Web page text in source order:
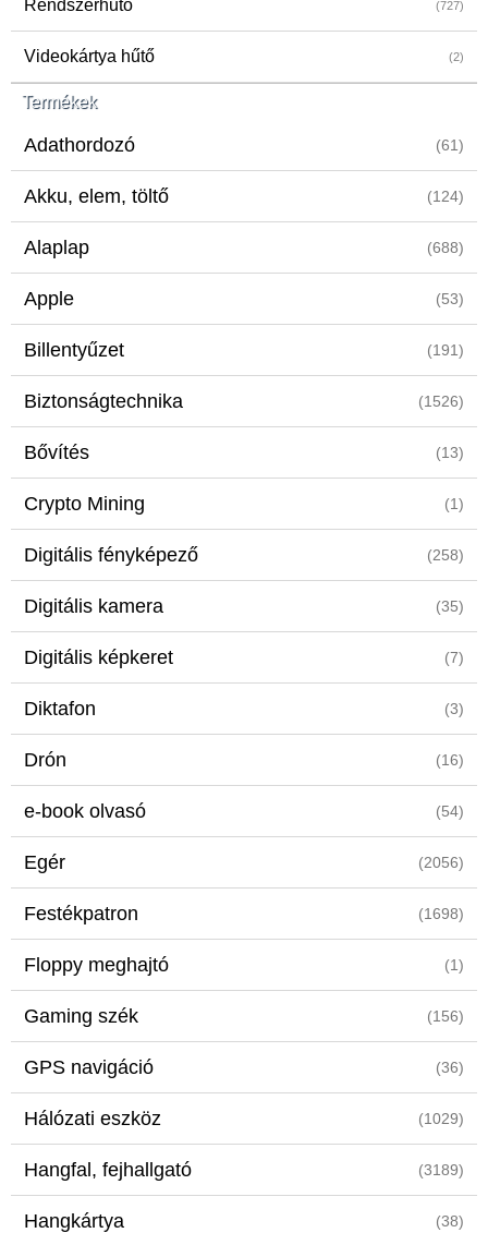
Rendszerhűtő (727)
Videokártya hűtő (2)
Termékek
Adathordozó (61)
Akku, elem, töltő (124)
Alaplap (688)
Apple (53)
Billentyűzet (191)
Biztonságtechnika (1526)
Bővítés (13)
Crypto Mining (1)
Digitális fényképező (258)
Digitális kamera (35)
Digitális képkeret (7)
Diktafon (3)
Drón (16)
e-book olvasó (54)
Egér (2056)
Festékpatron (1698)
Floppy meghajtó (1)
Gaming szék (156)
GPS navigáció (36)
Hálózati eszköz (1029)
Hangfal, fejhallgató (3189)
Hangkártya (38)